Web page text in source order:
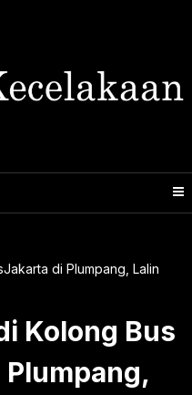
di Plumpang, Lalin
Kolong Bus